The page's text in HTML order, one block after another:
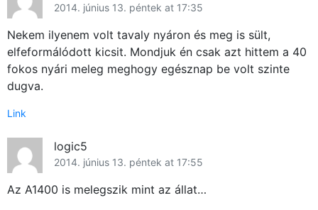
2014. június 13. péntek at 17:35
Nekem ilyenem volt tavaly nyáron és meg is sült,
elfeformálódott kicsit. Mondjuk én csak azt hittem a 40
fokos nyári meleg meghogy egésznap be volt szinte
dugva.
Link
logic5
2014. június 13. péntek at 17:55
Az A1400 is melegszik mint az állat…